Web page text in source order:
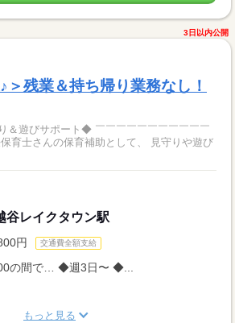
3日以内公開
＞残業＆持ち帰り業務なし！
＆遊びサポート◆ ￣￣￣￣￣￣￣￣￣￣￣
育士さんの保育補助として、 見守りや遊び
谷レイクタウン駅
円 交通費全額支給
の間で… ◆週3日〜 ◆...
もっと見る